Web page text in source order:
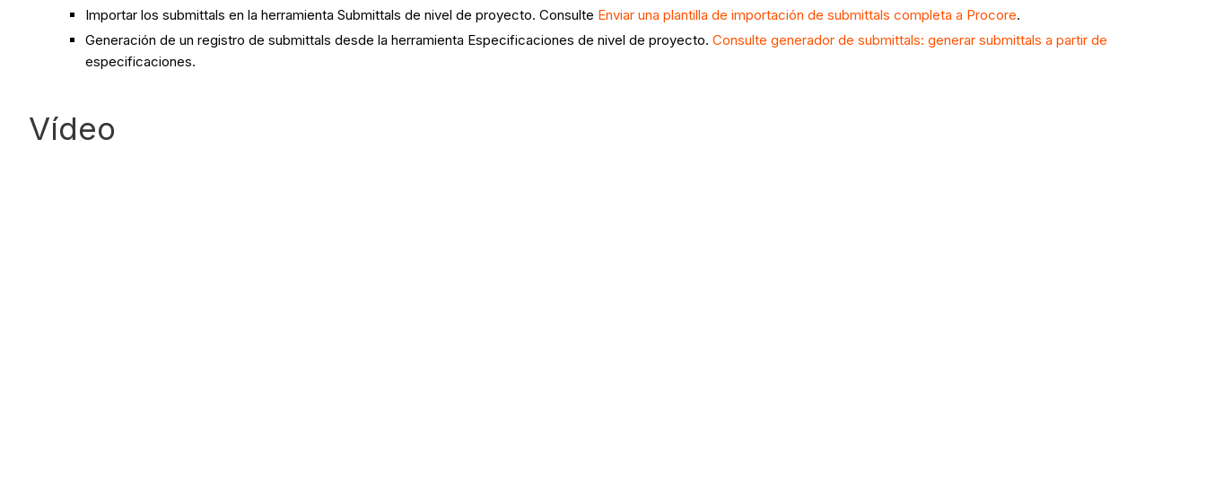
Importar los submittals en la herramienta Submittals de nivel de proyecto. Consulte Enviar una plantilla de importación de submittals completa a Procore.
Generación de un registro de submittals desde la herramienta Especificaciones de nivel de proyecto. Consulte generador de submittals: generar submittals a partir de
especificaciones.
Vídeo